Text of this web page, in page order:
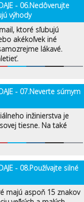
- 06.Nedôverujte
výhody
ktoré sľubujú
akékoľvek iné
lákavé.
- 07.Neverte súrnym
inžinierstva je
tiesne. Na také
- 08.Používajte silné
majú aspoň 15 znakov